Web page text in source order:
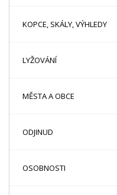
KOPCE, SKÁLY, VÝHLEDY
LYŽOVÁNÍ
MĚSTA A OBCE
ODJINUD
OSOBNOSTI